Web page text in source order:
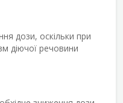
дози, оскільки при
діючої речовини